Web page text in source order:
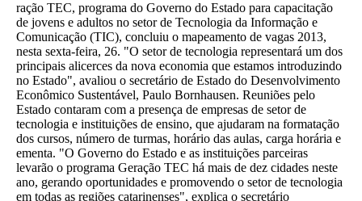
ração TEC, programa do Governo do Estado para capacitação
de jovens e adultos no setor de Tecnologia da Informação e
Comunicação (TIC), concluiu o mapeamento de vagas 2013,
nesta sexta-feira, 26. "O setor de tecnologia representará um dos
principais alicerces da nova economia que estamos introduzindo
no Estado", avaliou o secretário de Estado do Desenvolvimento
Econômico Sustentável, Paulo Bornhausen. Reuniões pelo
Estado contaram com a presença de empresas de setor de
tecnologia e instituições de ensino, que ajudaram na formatação
dos cursos, número de turmas, horário das aulas, carga horária e
ementa. "O Governo do Estado e as instituições parceiras
levarão o programa Geração TEC há mais de dez cidades neste
ano, gerando oportunidades e promovendo o setor de tecnologia
em todas as regiões catarinenses", explica o secretário